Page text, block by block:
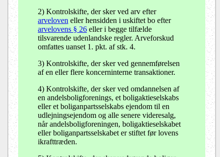
2) Kontrolskifte, der sker ved arv efter
arveloven eller hensidden i uskiftet bo efter
arvelovens § 26 eller i begge tilfælde
tilsvarende udenlandske regler. Arveforskud
omfattes uanset 1. pkt. af stk. 4.
3) Kontrolskifte, der sker ved gennemførelsen
af en eller flere koncerninterne transaktioner.
4) Kontrolskifte, der sker ved omdannelsen af
en andelsboligforenings, et boligaktieselskabs
eller et boliganpartsselskabs ejendom til en
udlejningsejendom og alle senere videresalg,
når andelsboligforeningen, boligaktieselskabet
eller boliganpartsselskabet er stiftet før lovens
ikrafttræden.